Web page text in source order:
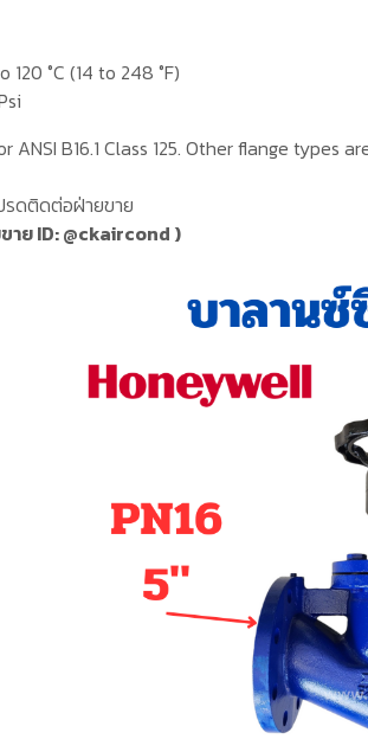
°C (14 to 248 °F)
ANSI B16.1 Class 125. Other flange types
รดติดต่อฝ่ายขาย
าย ID:@ckaircond )